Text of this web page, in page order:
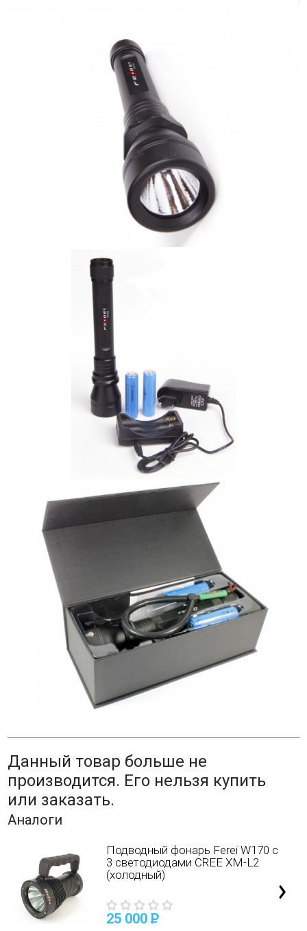
Данный товар больше не
производится. Его нельзя купить
или заказать.
Аналоги
Подводный фонарь Ferei W170 с
3 светодиодами CREE XM-L2
(холодный)
25 000 P